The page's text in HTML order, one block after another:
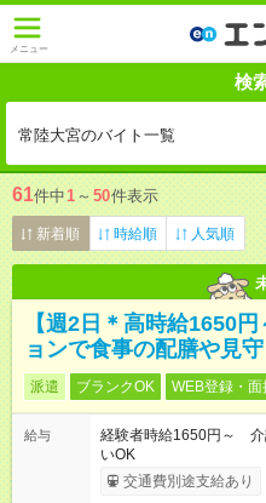
メニュー
検
常陸大宮のバイト一覧
61件中1 ～ 50件表示
新着順 時給順 人気順
【週2日＊高時給1650
ョンで食事の配膳や見
派遣 ブランクOK WEB登録・面
給与
経験者時給1650円～
いOK
交通費別途支給あり